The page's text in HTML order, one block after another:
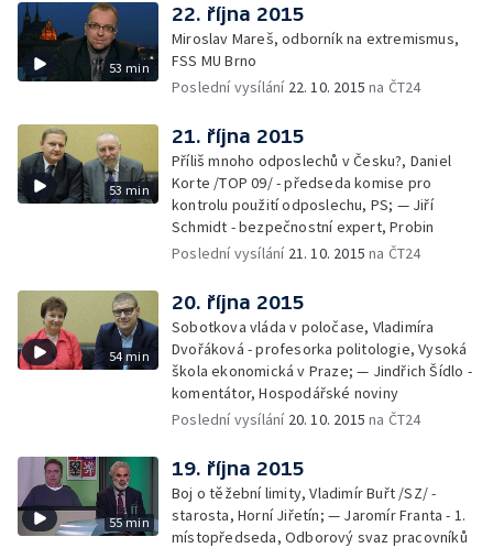
53 min
22. října 2015
Miroslav Mareš, odborník na extremismus,
FSS MU Brno
Poslední vysílání 22. 10. 2015 na ČT24
53 min
21. října 2015
Příliš mnoho odposlechů v Česku?, Daniel
Korte /TOP 09/ - předseda komise pro
kontrolu použití odposlechu, PS; — Jiří
Schmidt - bezpečnostní expert, Probin
Poslední vysílání 21. 10. 2015 na ČT24
54 min
20. října 2015
Sobotkova vláda v poločase, Vladimíra
Dvořáková - profesorka politologie, Vysoká
škola ekonomická v Praze; — Jindřich Šídlo -
komentátor, Hospodářské noviny
Poslední vysílání 20. 10. 2015 na ČT24
55 min
19. října 2015
Boj o těžební limity, Vladimír Buřt /SZ/ -
starosta, Horní Jiřetín; — Jaromír Franta - 1.
místopředseda, Odborový svaz pracovníků